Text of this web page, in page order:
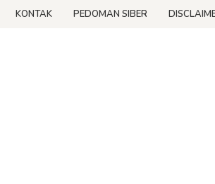
KONTAK PEDOMAN SIBER